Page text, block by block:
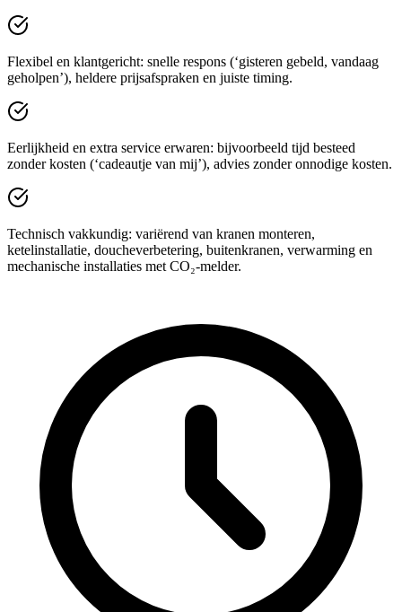
Flexibel en klantgericht: snelle respons (‘gisteren gebeld, vandaag
geholpen’), heldere prijsafspraken en juiste timing.
Eerlijkheid en extra service erwaren: bijvoorbeeld tijd besteed
zonder kosten (‘cadeautje van mij’), advies zonder onnodige kosten.
Technisch vakkundig: variërend van kranen monteren,
ketelinstallatie, doucheverbetering, buitenkranen, verwarming en
mechanische installaties met CO₂-melder.